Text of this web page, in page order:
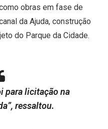
obras em fase de
da Ajuda, construção
do Parque da Cidade.
para licitação na
ressaltou.